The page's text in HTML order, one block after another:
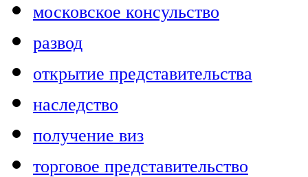
московское консульство
развод
открытие представительства
наследство
получение виз
торговое представительство